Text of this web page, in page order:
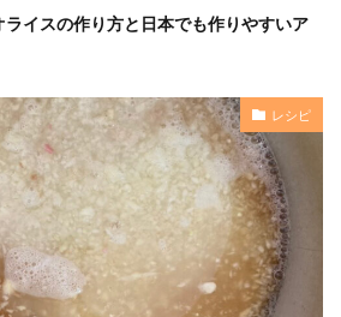
イスの作り方と日本でも作りやすいア
レシピ